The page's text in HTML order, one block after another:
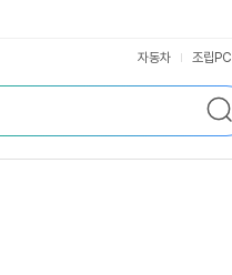
검
색
자동차 조립PC